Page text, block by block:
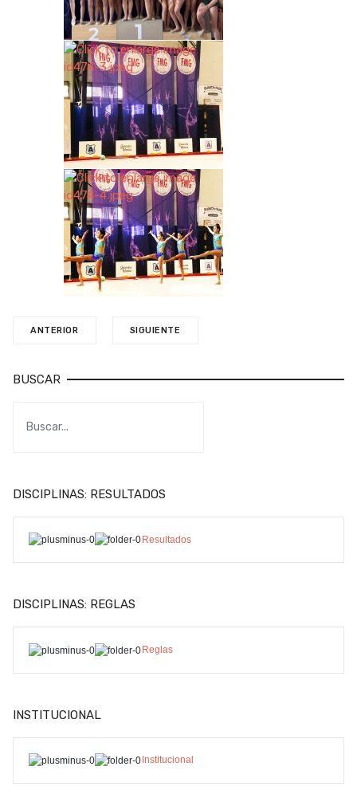
ANTERIOR SIGUIENTE
BUSCAR
DISCIPLINAS: RESULTADOS
Resultados
DISCIPLINAS: REGLAS
Reglas
INSTITUCIONAL
Institucional